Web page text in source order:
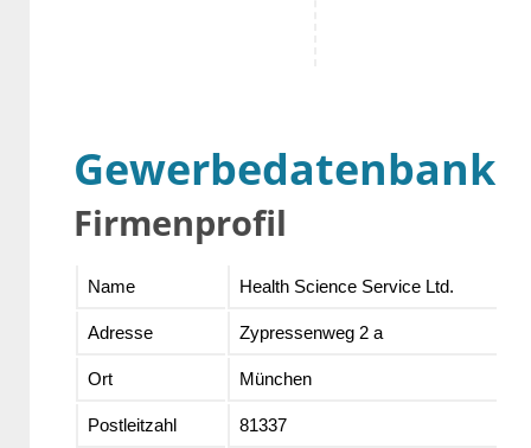
Gewerbedatenbank
Firmenprofil
Name Health Science Service Ltd.
Adresse Zypressenweg 2 a
Ort München
Postleitzahl 81337